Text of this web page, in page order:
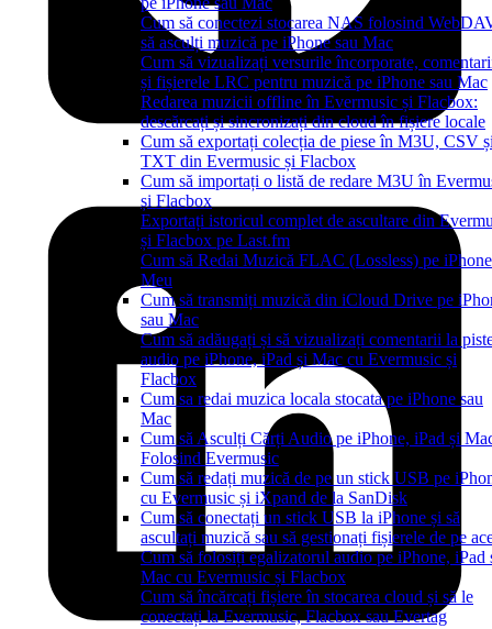
Cum să conectezi stocarea NAS folosind
să asculți muzică pe iPhone sau Mac
Cum să vizualizați versurile încorporate,
și fișierele LRC pentru muzică pe iPhone sau Mac
Redarea muzicii offline în Evermusic și Flacbox:
descărcați și sincronizați din cloud în fișiere locale
Cum să exportați colecția de piese în M3U, CSV
TXT din Evermusic și Flacbox
Cum să importați o listă de redare M3U în
și Flacbox
Exportați istoricul complet de ascultare din
și Flacbox pe Last.fm
Cum să Redai Muzică FLAC (Lossless) pe
Meu
Cum să transmiți muzică din iCloud Drive pe
sau Mac
Cum să adăugați și să vizualizați comentarii la
audio pe iPhone, iPad și Mac cu Evermusic și
Flacbox
Cum sa redai muzica locala stocata pe iPhone sau
Mac
Cum să Asculți Cărți Audio pe iPhone, iPad și
Folosind Evermusic
Cum să redați muzică de pe un stick USB pe
cu Evermusic și iXpand de la SanDisk
Cum să conectați un stick USB la iPhone și să
ascultați muzică sau să gestionați fișierele de pe
Cum să folosiți egalizatorul audio pe iPhone, iPad
Mac cu Evermusic și Flacbox
Cum să încărcați fișiere în stocarea cloud și să le
conectați la Evermusic, Flacbox sau Evertag